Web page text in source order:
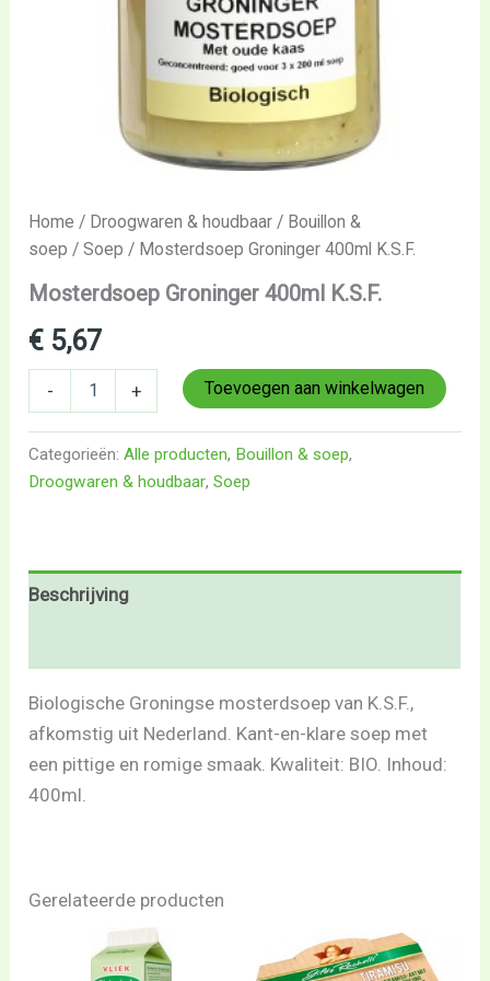
Home / Droogwaren & houdbaar / Bouillon &
soep /Soep / Mosterdsoep Groninger 400ml K.S.F.
Mosterdsoep Groninger 400ml K.S.F.
€ 5,67
- + Toevoegen aan winkelwagen
Categorieën:Alle producten, Bouillon & soep,
Droogwaren & houdbaar,Soep
Beschrijving
Biologische Groningse mosterdsoep van K.S.F.,
afkomstig uit Nederland. Kant-en-klare soep met
een pittige en romige smaak. Kwaliteit: BIO. Inhoud:
400ml.
Gerelateerde producten